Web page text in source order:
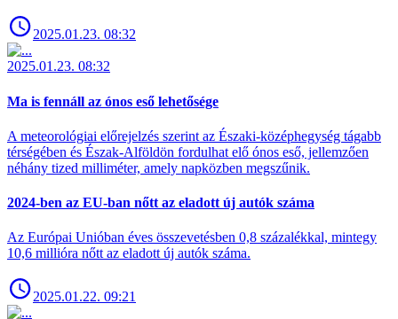
2025.01.23. 08:32
2025.01.23. 08:32
Ma is fennáll az ónos eső lehetősége
A meteorológiai előrejelzés szerint az Északi-középhegység tágabb
térségében és Észak-Alföldön fordulhat elő ónos eső, jellemzően
néhány tized milliméter, amely napközben megszűnik.
2024-ben az EU-ban nőtt az eladott új autók száma
Az Európai Unióban éves összevetésben 0,8 százalékkal, mintegy
10,6 millióra nőtt az eladott új autók száma.
2025.01.22. 09:21